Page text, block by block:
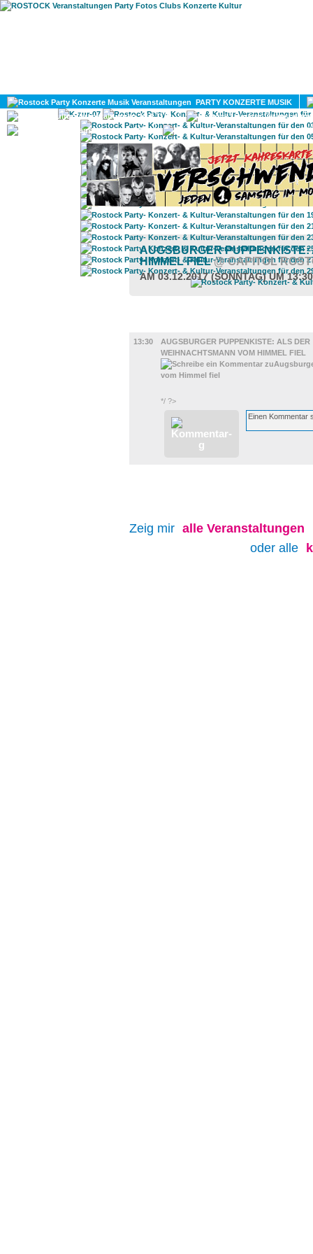
PARTY KONZERTE MUSIK
KULTUR
GAY
AUGSBURGER
HIMMEL FIEL@ CAPITOL
AM 03.12.2017 (SONNTAG) UM
13:30
AUGSBURGER PUPPENKISTE: ALS DER
WEIHNACHTSMANN VOM HIMMEL FIEL
*/ ?>
Zeig mir alle Veranstaltungen
oder alle